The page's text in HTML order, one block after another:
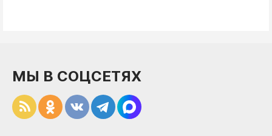
МЫ В СОЦСЕТЯХ